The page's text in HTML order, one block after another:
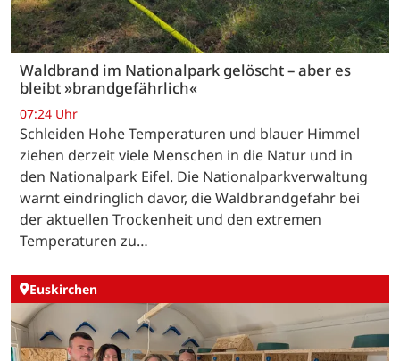
Waldbrand im Nationalpark gelöscht – aber es
bleibt »brandgefährlich«
07:24 Uhr
Schleiden Hohe Temperaturen und blauer Himmel
ziehen derzeit viele Menschen in die Natur und in
den Nationalpark Eifel. Die Nationalparkverwaltung
warnt eindringlich davor, die Waldbrandgefahr bei
der aktuellen Trockenheit und den extremen
Temperaturen zu…
Euskirchen